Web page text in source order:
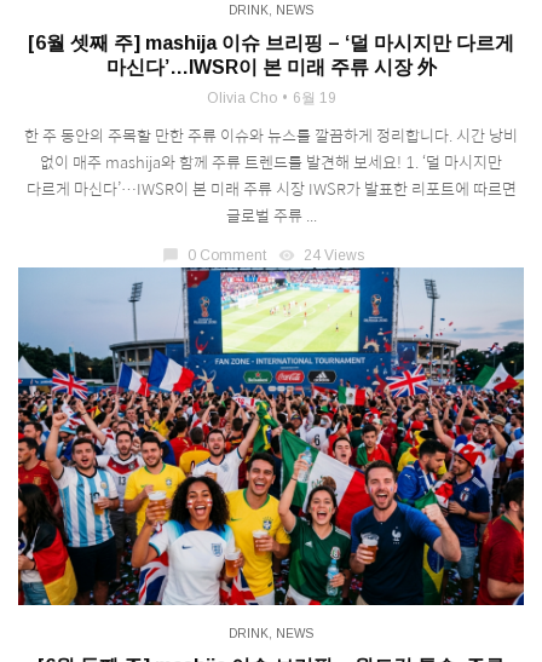
DRINK NEWS
[6월 셋째 주] mashija 이슈 브리핑 – ‘덜 마시지만 다르게
마신다’…IWSR이 본 미래 주류 시장 外
Olivia Cho 6월 19
한 주 동안의 주목할 만한 주류 이슈와 뉴스를 깔끔하게 정리합니다. 시간 낭비
없이 매주 mashija와 함께 주류 트렌드를 발견해 보세요! 1. ‘덜 마시지만
다르게 마신다’…IWSR이 본 미래 주류 시장 IWSR가 발표한 리포트에 따르면
글로벌 주류 ...
chat_bubble 0 Comment visibility 24 Views
DRINK NEWS